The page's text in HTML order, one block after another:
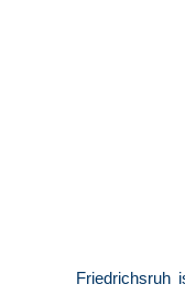
Friedrichsruh